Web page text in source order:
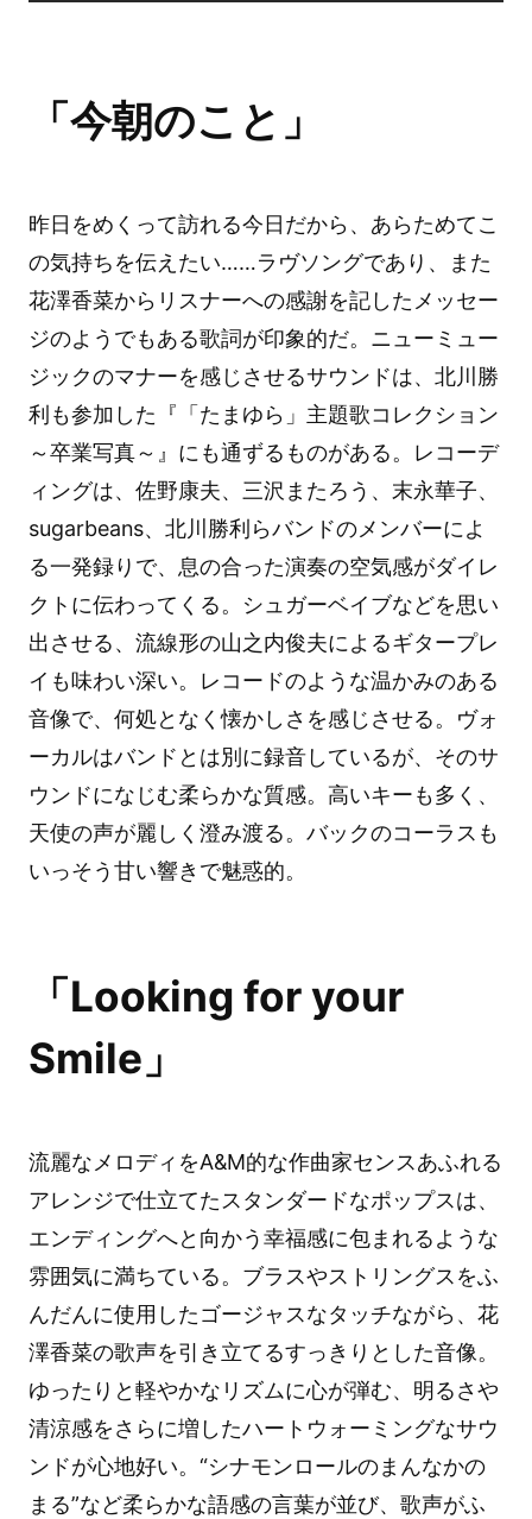
「今朝のこと」
昨日をめくって訪れる今日だから、あらためてこ
の気持ちを伝えたい……ラヴソングであり、また
花澤香菜からリスナーへの感謝を記したメッセー
ジのようでもある歌詞が印象的だ。ニューミュー
ジックのマナーを感じさせるサウンドは、北川勝
利も参加した『「たまゆら」主題歌コレクション
～卒業写真～』にも通ずるものがある。レコーデ
ィングは、佐野康夫、三沢またろう、末永華子、
sugarbeans、北川勝利らバンドのメンバーによ
る一発録りで、息の合った演奏の空気感がダイレ
クトに伝わってくる。シュガーベイブなどを思い
出させる、流線形の山之内俊夫によるギタープレ
イも味わい深い。レコードのような温かみのある
音像で、何処となく懐かしさを感じさせる。ヴォ
ーカルはバンドとは別に録音しているが、そのサ
ウンドになじむ柔らかな質感。高いキーも多く、
天使の声が麗しく澄み渡る。バックのコーラスも
いっそう甘い響きで魅惑的。
「Looking for your
Smile」
流麗なメロディをA&M的な作曲家センスあふれる
アレンジで仕立てたスタンダードなポップスは、
エンディングへと向かう幸福感に包まれるような
雰囲気に満ちている。ブラスやストリングスをふ
んだんに使用したゴージャスなタッチながら、花
澤香菜の歌声を引き立てるすっきりとした音像。
ゆったりと軽やかなリズムに心が弾む、明るさや
清涼感をさらに増したハートウォーミングなサウ
ンドが心地好い。“シナモンロールのまんなかの
まる”など柔らかな語感の言葉が並び、歌声がふ